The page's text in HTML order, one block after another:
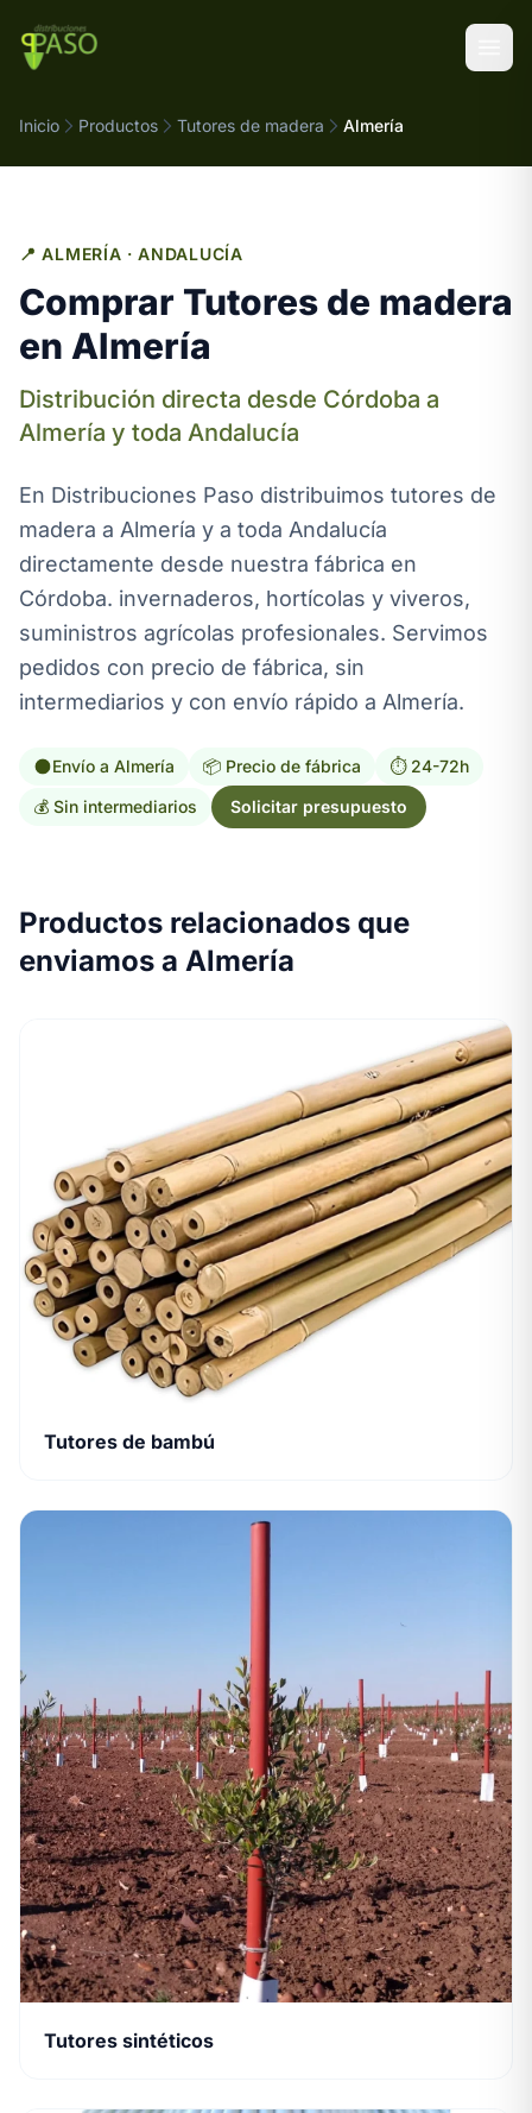
Inicio Productos Tutores de madera Almería
📍 ALMERÍA · ANDALUCÍA
Comprar Tutores de madera
en Almería
Distribución directa desde Córdoba a
Almería y toda Andalucía
En Distribuciones Paso distribuimos tutores de
madera a Almería y a toda Andalucía
directamente desde nuestra fábrica en
Córdoba. invernaderos, hortícolas y viveros,
suministros agrícolas profesionales. Servimos
pedidos con precio de fábrica, sin
intermediarios y con envío rápido a Almería.
Envío a Almería 📦 Precio de fábrica
⏱️ 24-72h
💰 Sin intermediarios
Solicitar presupuesto
Productos relacionados que
enviamos a Almería
Tutores de bambú
Tutores sintéticos